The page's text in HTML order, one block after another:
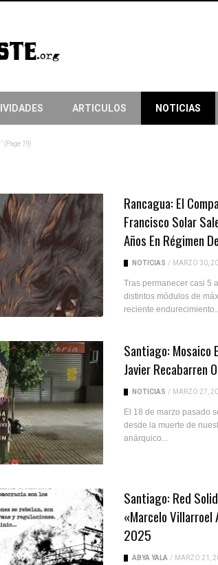
ARTICULOS NOTICIAS
(Page 19)
Rancagua: El
Francisco Solar
Años En Régimen
NOTICIAS / MARZO 30,
Tras permanecer casi 5
distintos módulos de
reciente
Santiago: Mosaico
Javier Recabarren
NOTICIAS / MARZO 27,
El 18 de marzo pasado
desde la muerte de
anárquico...
Santiago: Red
«Marcelo Villarroel
2025
ABYA YALA / MARZO 21,